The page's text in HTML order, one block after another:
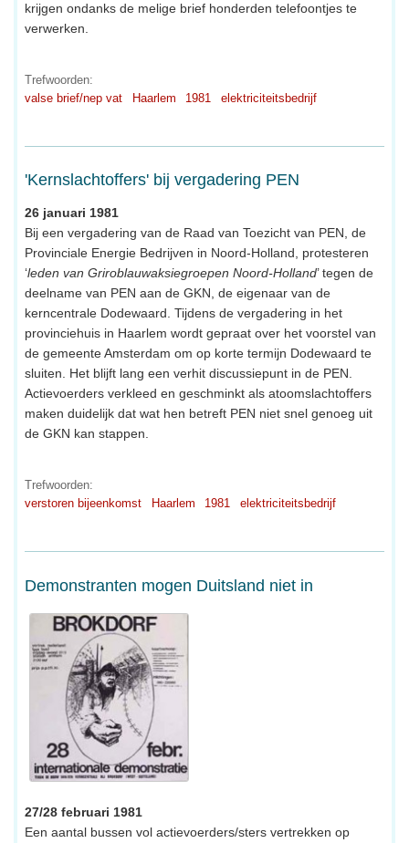
krijgen ondanks de melige brief honderden telefoontjes te
verwerken.
Trefwoorden:
valse brief/nep vat
Haarlem 1981 elektriciteitsbedrijf
'Kernslachtoffers' bij vergadering PEN
26 januari 1981
Bij een vergadering van de Raad van Toezicht van PEN, de
Provinciale Energie Bedrijven in Noord-Holland, protesteren
‘leden van Griroblauwaksiegroepen Noord-Holland’ tegen de
deelname van PEN aan de GKN, de eigenaar van de
kerncentrale Dodewaard. Tijdens de vergadering in het
provinciehuis in Haarlem wordt gepraat over het voorstel van
de gemeente Amsterdam om op korte termijn Dodewaard te
sluiten. Het blijft lang een verhit discussiepunt in de PEN.
Actievoerders verkleed en geschminkt als atoomslachtoffers
maken duidelijk dat wat hen betreft PEN niet snel genoeg uit
de GKN kan stappen.
Trefwoorden:
verstoren bijeenkomst
Haarlem 1981 elektriciteitsbedrijf
Demonstranten mogen Duitsland niet in
27/28 februari 1981
Een aantal bussen vol actievoerders/sters vertrekken op